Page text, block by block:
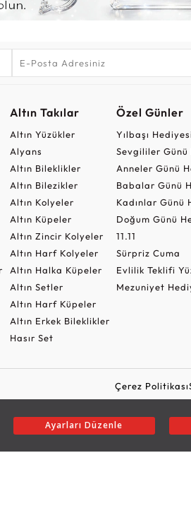
Ayarları Düzenle
Altın Takılar
Altın Yüzükler
Alyans
Altın Bileklikler
Altın Bilezikler
Altın Kolyeler
Altın Küpeler
Altın Zincir Kolyeler
Altın Harf Kolyeler
Altın Halka Küpeler
Altın Setler
Altın Harf Küpeler
Altın Erkek Bileklikler
Hasır Set
Özel Günler
Yılbaşı Hediyesi
Sevgililer Günü
Anneler Günü
Babalar Günü
Kadınlar Günü
Doğum Günü
11.11
Sürpriz Cuma
Evlilik Teklifi
Mezuniyet
Çerez Politikası